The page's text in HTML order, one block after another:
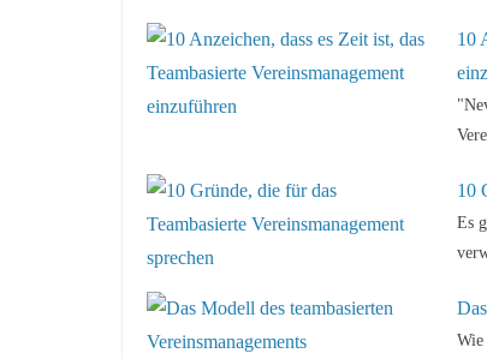
10
10
Es
Wie